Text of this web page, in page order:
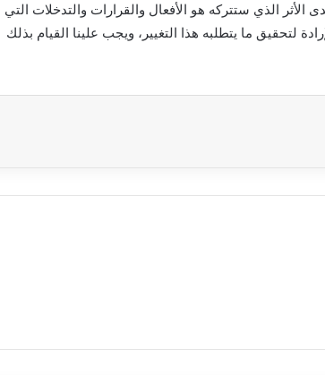
الأثر الذي ستتركه هو الأفعال والقرارات والتدخلات التي
لتحقيق ما يتطلبه هذا التغيير، ويجب علينا القيام بذلك